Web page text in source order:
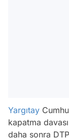
Yargıtay
kapatma
daha sonra